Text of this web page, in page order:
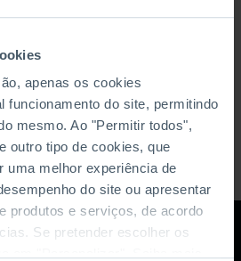
apenas os cookies
funcionamento do site, permitindo
mesmo. Ao "Permitir todos",
outro tipo de cookies, que
uma melhor experiência de
do site ou apresentar
produtos e serviços, de acordo
Se pretender escolher os